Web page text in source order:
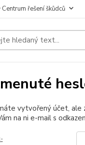
řešení škůdců
vytvořený účet, ale
na ni e-mail s